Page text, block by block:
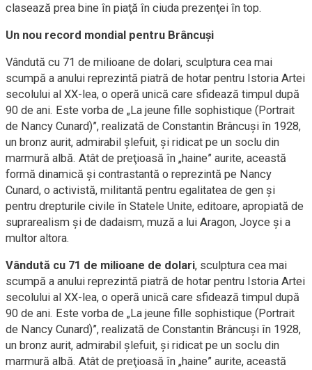
clasează prea bine în piaţă în ciuda prezenţei în top.
Un nou record mondial pentru Brâncuşi
Vândută cu 71 de milioane de dolari, sculptura cea mai
scumpă a anului reprezintă piatră de hotar pentru Istoria Artei
secolului al XX-lea, o operă unică care sfidează timpul după
90 de ani. Este vorba de „La jeune fille sophistique (Portrait
de Nancy Cunard)”, realizată de Constantin Brâncuşi în 1928,
un bronz aurit, admirabil şlefuit, şi ridicat pe un soclu din
marmură albă. Atât de preţioasă în „haine” aurite, această
formă dinamică şi contrastantă o reprezintă pe Nancy
Cunard, o activistă, militantă pentru egalitatea de gen şi
pentru drepturile civile în Statele Unite, editoare, apropiată de
suprarealism şi de dadaism, muză a lui Aragon, Joyce şi a
multor altora.
Vândută cu 71 de milioane de dolari, sculptura cea mai
scumpă a anului reprezintă piatră de hotar pentru Istoria Artei
secolului al XX-lea, o operă unică care sfidează timpul după
90 de ani. Este vorba de „La jeune fille sophistique (Portrait
de Nancy Cunard)”, realizată de Constantin Brâncuşi în 1928,
un bronz aurit, admirabil şlefuit, şi ridicat pe un soclu din
marmură albă. Atât de preţioasă în „haine” aurite, această